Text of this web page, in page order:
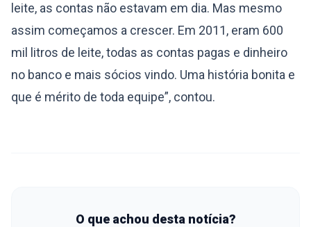
leite, as contas não estavam em dia. Mas mesmo
assim começamos a crescer. Em 2011, eram 600
mil litros de leite, todas as contas pagas e dinheiro
no banco e mais sócios vindo. Uma história bonita e
que é mérito de toda equipe”, contou.
O que achou desta notícia?